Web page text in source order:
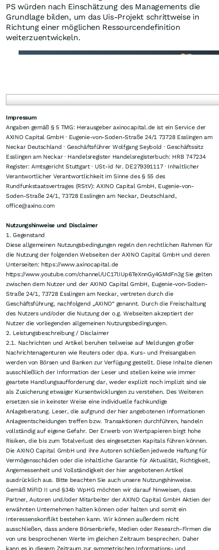
Tiefe fortsetzen würden.
Executive Director sieht Bohrziele gestärkt
Executive Director Gino D’Anna sagte, K9 entwickle sich
innerhalb des Uis-Projekts. Die Ergebnisse hätten nach
enthalten. Rubidium und Cäsium werden in kleineren
Spezialmärkten genutzt, Tantal unter anderem in
Elektronik, während Zinn und Lithium in Industrie und
Energiespeicherung relevant sind.
Nächste Arbeiten bei Uis
Das Management erklärte, RC (Reverse Circulation)
Bohrungen würden in der zweiten Jahreshälfte 2026
vorbereitet. Diese Bohrungen sollten K9 sowie weitere
Ziele testen und zeigen, wie weit die Mineralisierung in
Unternehmensangaben weitere Bodenproben,
Kartierungen und Grabenprogramme auf den Uis-
Lizenzen folgen. Askari teilte mit, K9 solle in die
nächste Explorationsphase übergehen. Dabei würden
die geplanten Bohrungen prüfen, ob aus den bisherigen
Grabenresultaten ein belastbares geologisches Modell
entstehen könnte. Die Ergebnisse aus K9, OP, DP und
PS würden nach Einschätzung des Managements die
Grundlage bilden, um das Uis-Projekt schrittweise in
Richtung einer möglichen Ressourcendefinition
weiterzuentwickeln.
Impressum
Angaben gemäß § 5 TMG: Herausgeber axinocapital.de ist ein Service der
AXINO Capital GmbH · Eugenie-von-Soden-Straße 24/1 73728 Esslingen am
Neckar Deutschland · Geschäftsführer Wolfgang Seybold · Geschäftssitz
Esslingen am Neckar · Handelsregister Handelsregisterbuch: HRB 747234
Register: Amtsgericht Stuttgart · USt-Id Nr. DE279391117 · Inhaltlicher
Verantwortlicher Verantwortlichkeit im Sinne des § 55 des
Rundfunkstaatsvertrages (RStV): AXINO Capital GmbH, Eugenie-von-
Nutzungshinweise und Disclaimer